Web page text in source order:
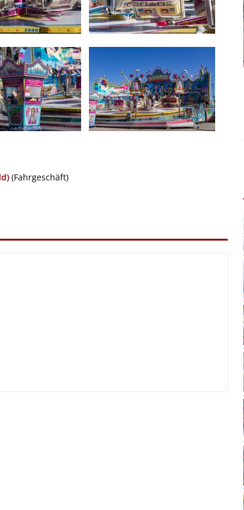
(Fahrgeschäft)
Rheinkirmes Düsseldorf 2022
Auch im Jahr 2026 immer noch mal einen Blick
Wert, die Rheinkirmes aus dem Jahr 2022. Am
Sonntag Nachmittag waren wir bei herrlichem
Sommerw...
-
"Crazy
Bildgalerie